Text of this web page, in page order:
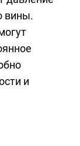
вины.
и